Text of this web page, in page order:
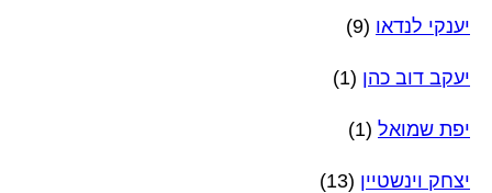
יענקי לנדאו (9)
יעקב דוב כהן (1)
יפת שמואל (1)
יצחק וינשטיין (13)